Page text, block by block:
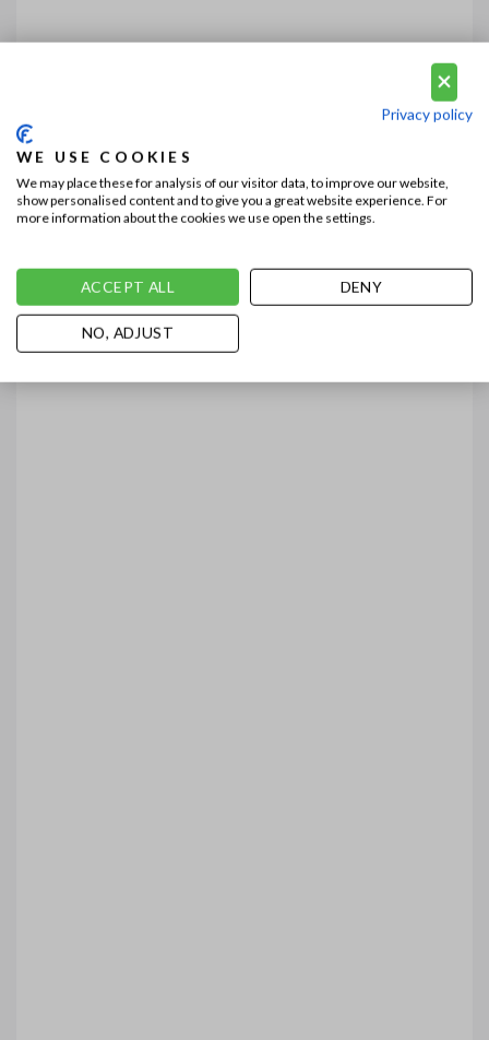
Privacy policy
WE USE COOKIES
We may place these for analysis of our visitor data, to improve our website,
show personalised content and to give you a great website experience. For
more information about the cookies we use open the settings.
ACCEPT ALL DENY
NO, ADJUST